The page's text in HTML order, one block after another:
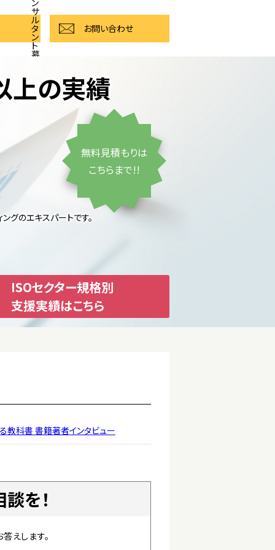
ン
サ
ル
タ
ン
ト
募
お問い合わせ
上の実績
グのエキスパートです。
ISOセクター規格別
支援実績はこちら
無料見積もりは
こちらまで!!
教科書 書籍著者インタビュー
を！
えします。